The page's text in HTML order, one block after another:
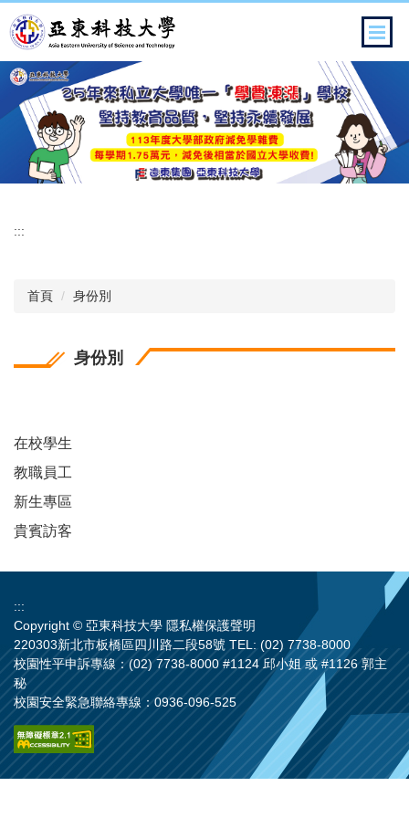
跳
到
主
要
內
容
:::
首頁 身份別
身份別
在校學生
教職員工
新生專區
貴賓訪客
:::
Copyright © 亞東科技大學 隱私權保護聲明
220303新北市板橋區四川路二段58號 TEL: (02) 7738-8000
校園性平申訴專線：(02) 7738-8000 #1124 邱小姐 或 #1126 郭主
秘
校園安全緊急聯絡專線：0936-096-525